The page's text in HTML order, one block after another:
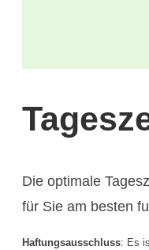
Die optimale
für Sie am besten
Haftungsausschluss: Es